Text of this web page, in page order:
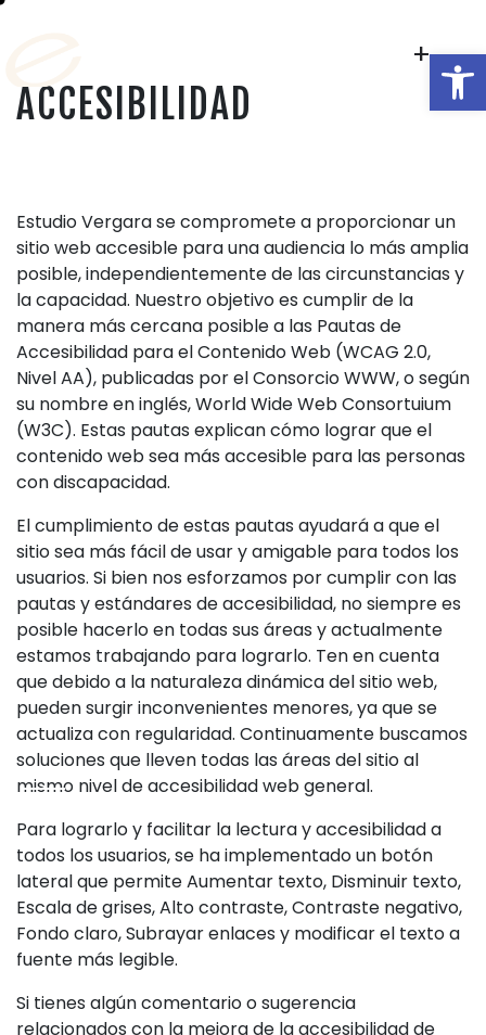
+
ACC ES B L DAD
Estudio Vergara se compromete a proporcionar un
sitio web accesible para una audiencia lo más amplia
posible, independientemente de las circunstancias y
la capacidad. Nuestro objetivo es cumplir de la
manera más cercana posible a las Pautas de
Accesibilidad para el Contenido Web (WCAG 2.0,
Nivel AA), publicadas por el Consorcio WWW, o según
su nombre en inglés, World Wide Web Consortuium
(W3C). Estas pautas explican cómo lograr que el
contenido web sea más accesible para las personas
con discapacidad.
El cumplimiento de estas pautas ayudará a que el
sitio sea más fácil de usar y amigable para todos los
usuarios. Si bien nos esforzamos por cumplir con las
pautas y estándares de accesibilidad, no siempre es
posible hacerlo en todas sus áreas y actualmente
estamos trabajando para lograrlo. Ten en cuenta
que debido a la naturaleza dinámica del sitio web,
pueden surgir inconvenientes menores, ya que se
actualiza con regularidad. Continuamente buscamos
soluciones que lleven todas las áreas del sitio al
mismo nivel de accesibilidad web general.
Para lograrlo y facilitar la lectura y accesibilidad a
todos los usuarios, se ha implementado un botón
lateral que permite Aumentar texto, Disminuir texto,
Escala de grises, Alto contraste, Contraste negativo,
Fondo claro, Subrayar enlaces y modificar el texto a
fuente más legible.
Si tienes algún comentario o sugerencia
relacionados con la mejora de la accesibilidad de